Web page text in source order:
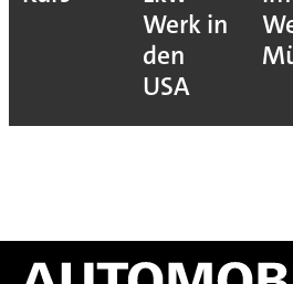
Werk in
den
USA